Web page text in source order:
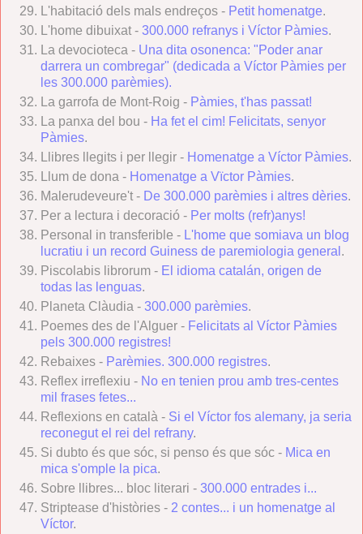
L'habitació dels mals endreços - Petit homenatge.
L'home dibuixat - 300.000 refranys i Víctor Pàmies.
La devocioteca - Una dita osonenca: "Poder anar
darrera un combregar" (dedicada a Víctor Pàmies per
les 300.000 parèmies).
La garrofa de Mont-Roig - Pàmies, t'has passat!
La panxa del bou - Ha fet el cim! Felicitats, senyor
Pàmies.
Llibres llegits i per llegir - Homenatge a Víctor Pàmies.
Llum de dona - Homenatge a Vïctor Pàmies.
Malerudeveure't - De 300.000 parèmies i altres dèries.
Per a lectura i decoració - Per molts (refr)anys!
Personal in transferible - L'home que somiava un blog
lucratiu i un record Guiness de paremiologia general .
Piscolabis librorum - El idioma catalán, origen de
todas las lenguas.
Planeta Clàudia - 300.000 parèmies.
Poemes des de l'Alguer - Felicitats al Víctor Pàmies
pels 300.000 registres!
Rebaixes - Parèmies. 300.000 registres.
Reflex irreflexiu - No en tenien prou amb tres-centes
mil frases fetes...
Reflexions en català - Si el Víctor fos alemany, ja seria
reconegut el rei del refrany.
Si dubto és que sóc, si penso és que sóc - Mica en
mica s'omple la pica.
Sobre llibres... bloc literari - 300.000 entrades i...
Striptease d'històries - 2 contes... i un homenatge al
Víctor.